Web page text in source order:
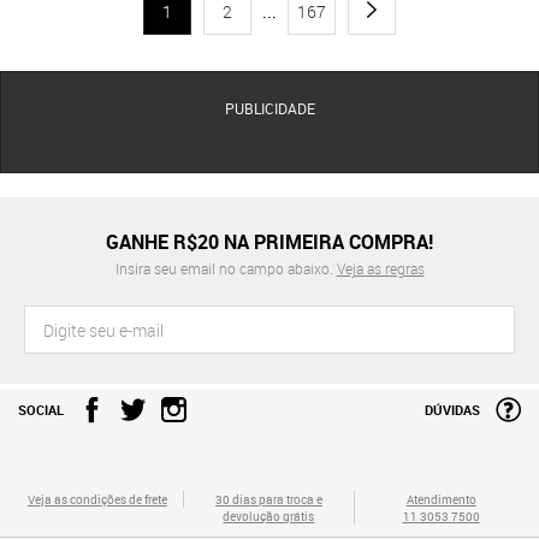
1 2 ... 167
PUBLICIDADE
GANHE R$20 NA PRIMEIRA COMPRA!
Insira seu email no campo abaixo. Veja as regras
SOCIAL DÚVIDAS
Veja as condições de frete
30 dias para troca e
devolução grátis
Atendimento
11 3053 7500